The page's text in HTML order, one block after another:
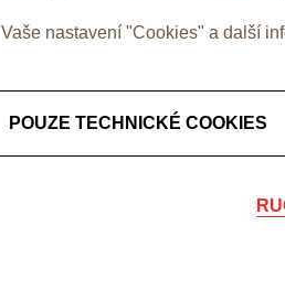
Vaše nastavení "Cookies" a další
POUZE TECHNICKÉ COOKIES